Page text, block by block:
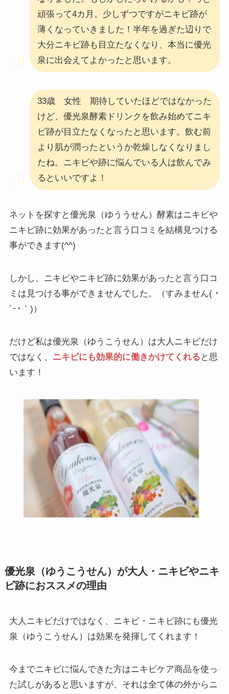
頑張って4カ月。少しずつですがニキビ跡が
薄くなっていきました！半年を過ぎた辺りで
大分ニキビ跡も目立たなくなり、本当に優光
泉に出会えてよかったと思います。
33歳 女性 期待していたほどではなかった
けど、優光泉酵素ドリンクを飲み始めてニキ
ビ跡が目立たなくなったと思います。飲む前
より肌が潤ったというか乾燥しなくなりまし
たね。ニキビや跡に悩んでいる人は飲んでみ
るといいですよ！
ネットを探すと優光泉（ゆううせん）酵素はニキビや
ニキビ跡に効果があったと言う口コミを結構見つける
事ができます(^^)
しかし、 ニキビやニキビ跡に効果があったと言う口コ
ミは見つける事ができませんでした。（すみません( ･
´ｰ･｀)）
だけど私は優光泉（ゆうこうせん）は大人ニキビだけ
ではなく、 ニキビにも効果的に働きかけてくれる と思
います！
優光泉（ゆうこうせん）が大人・ニキビやニキ
ビ跡におススメの理由
大人ニキビだけではなく、ニキビ・ニキビ跡にも優光
泉（ゆうこうせん）は効果を発揮してくれます！
今までニキビに悩んできた方はニキビケア商品を使っ
た試しがあると思いますが、 それは全て体の外からニ